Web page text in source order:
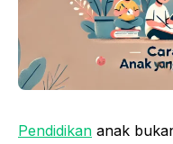
Pendidikan anak